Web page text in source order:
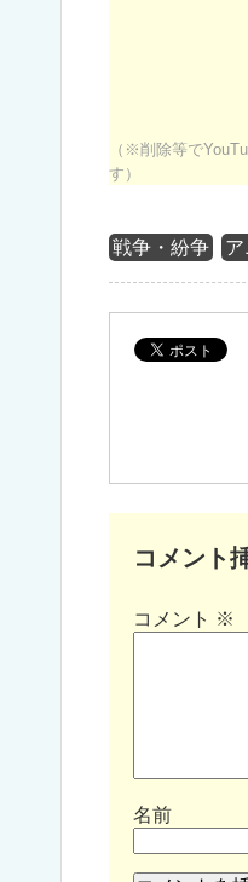
（※削除等で
す）
戦争・紛争 ア
コメント
コメント ※
名前